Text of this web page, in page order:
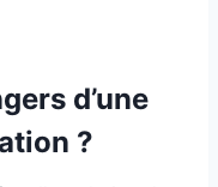
d’une
?